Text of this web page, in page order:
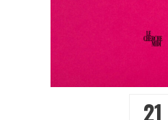
21